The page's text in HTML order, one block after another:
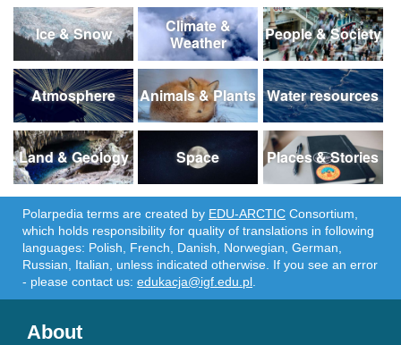
Ice & Snow
Climate &
Weather
People & Society
Atmosphere Animals & Plants Water resources
Land & Geology Space Places & Stories
Polarpedia terms are created by EDU-ARCTIC Consortium,
which holds responsibility for quality of translations in following
languages: Polish, French, Danish, Norwegian, German,
Russian, Italian, unless indicated otherwise. If you see an error
- please contact us: edukacja@igf.edu.pl
About